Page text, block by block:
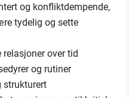
og konfliktdempende,
tydelig og sette
over tid
og rutiner
strukturert